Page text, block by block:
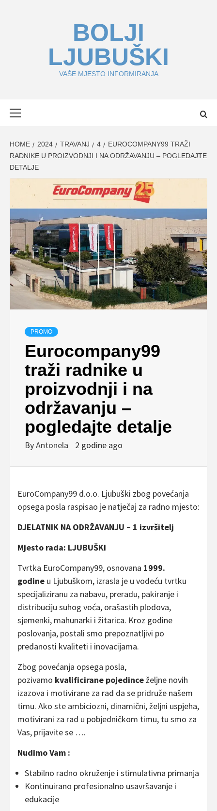
BOLJI
LJUBUŠKI
VAŠE MJESTO INFORMIRANJA
HOME 2024 TRAVANJ 4
EUROCOMPANY99 TRAŽI
RADNIKE U PROIZVODNJI I NA ODRŽAVANJU – POGLEDAJTE
DETALJE
PROMO
Eurocompany99
traži radnike u
proizvodnji i na
održavanju –
pogledajte detalje
ByAntonela 2 godine ago
EuroCompany99 d.o.o. Ljubuški zbog povećanja
opsega posla raspisao je natječaj za radno mjesto:
DJELATNIK NA ODRŽAVANJU – 1 izvršitelj
Mjesto rada: LJUBUŠKI
Tvrtka EuroCompany99, osnovana 1999.
godine u Ljubuškom, izrasla je u vodeću tvrtku
specijaliziranu za nabavu, preradu, pakiranje i
distribuciju suhog voća, orašastih plodova,
sjemenki, mahunarki i žitarica. Kroz godine
poslovanja, postali smo prepoznatljivi po
predanosti kvaliteti i inovacijama.
Zbog povećanja opsega posla,
pozivamo kvalificirane pojedinceželjne novih
izazova i motivirane za rad da se pridruže našem
timu. Ako ste ambiciozni, dinamični, željni uspjeha,
motivirani za rad u pobjedničkom timu, tu smo za
Vas, prijavite se ….
Nudimo Vam :
Stabilno radno okruženje i stimulativna primanja
Kontinuirano profesionalno usavršavanje i
edukacije